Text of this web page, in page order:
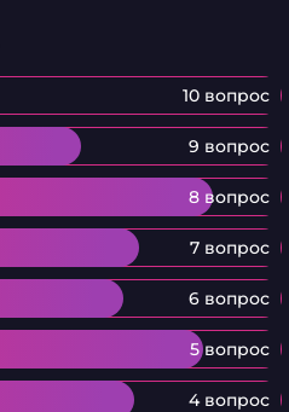
10 вопрос
9 вопрос
8 вопрос
7 вопрос
6 вопрос
5 вопрос
4 вопрос